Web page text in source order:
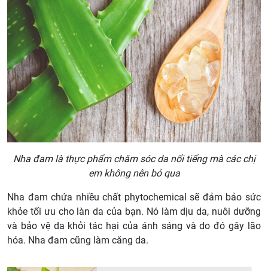
Nha đam là thực phẩm chăm sóc da nổi tiếng mà các chị
em không nên bỏ qua
Nha đam chứa nhiều chất phytochemical sẽ đảm bảo sức
khỏe tối ưu cho làn da của bạn. Nó làm dịu da, nuôi dưỡng
và bảo vệ da khỏi tác hại của ánh sáng và do đó gây lão
hóa. Nha đam cũng làm căng da.